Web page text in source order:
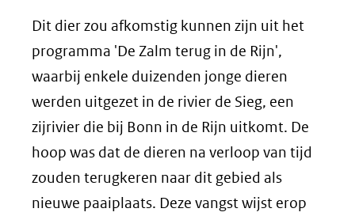
Dit dier zou afkomstig kunnen zijn uit het
programma 'De Zalm terug in de Rijn',
waarbij enkele duizenden jonge dieren
werden uitgezet in de rivier de Sieg, een
zijrivier die bij Bonn in de Rijn uitkomt. De
hoop was dat de dieren na verloop van tijd
zouden terugkeren naar dit gebied als
nieuwe paaiplaats. Deze vangst wijst erop